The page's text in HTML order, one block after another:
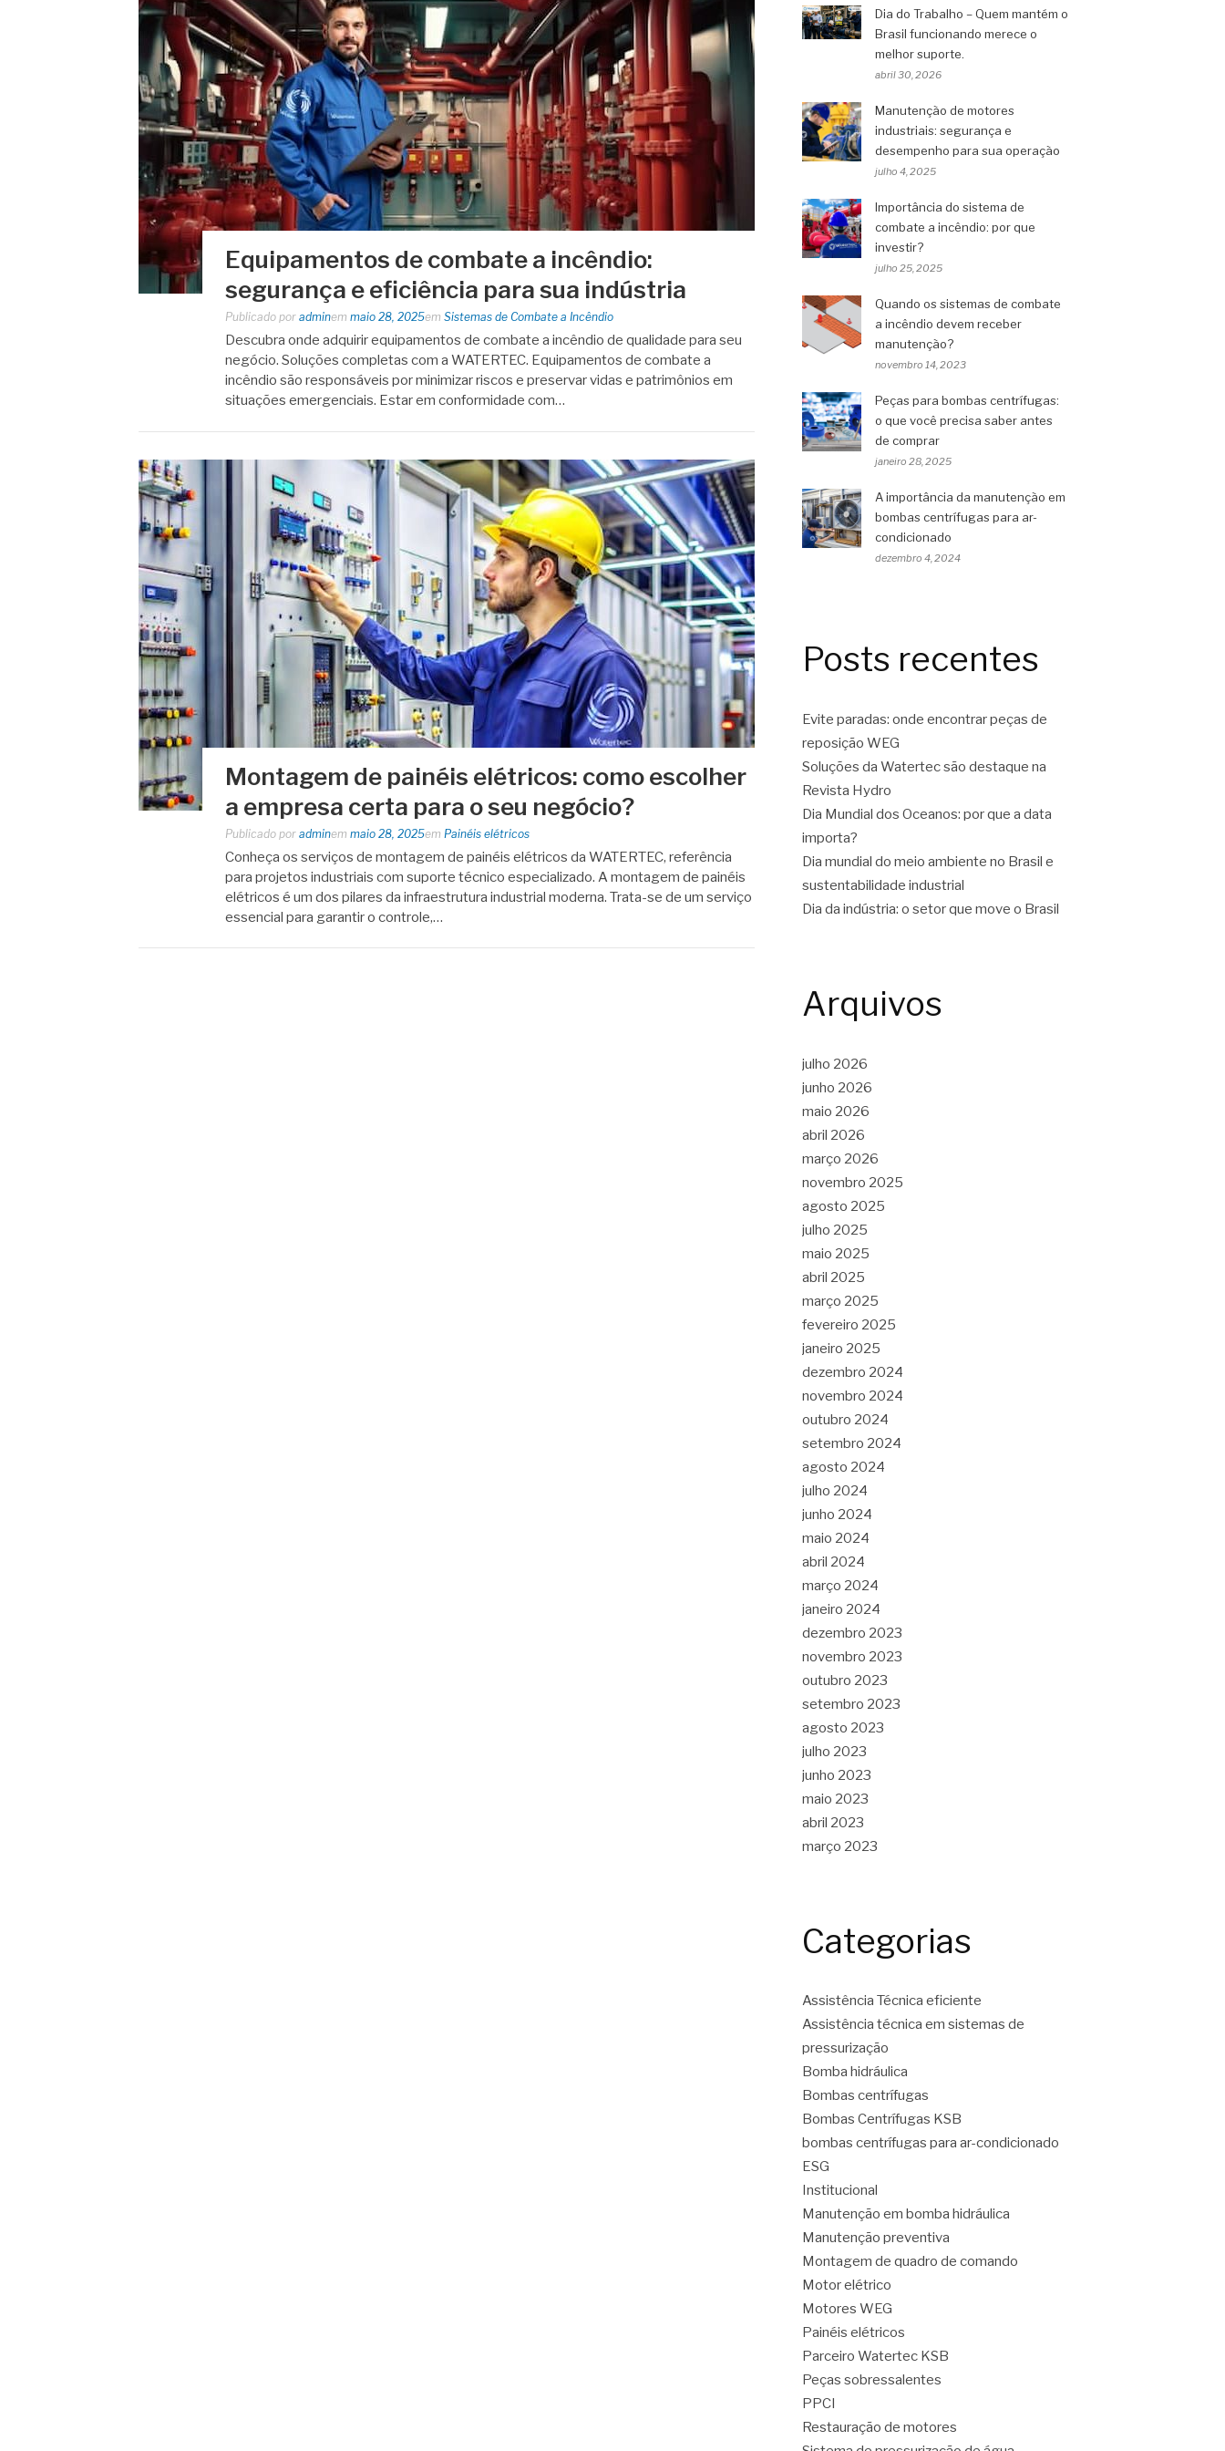
Equipamentos de combate a incêndio:
segurança e eficiência para sua indústria
Publicado por adminem maio 28, 2025em Sistemas de Combate a Incêndio
Descubra onde adquirir equipamentos de combate a incêndio de qualidade para seu
negócio. Soluções completas com a WATERTEC. Equipamentos de combate a
incêndio são responsáveis por minimizar riscos e preservar vidas e patrimônios em
situações emergenciais. Estar em conformidade com…
Montagem de painéis elétricos: como escolher
a empresa certa para o seu negócio?
Publicado por adminem maio 28, 2025em Painéis elétricos
Conheça os serviços de montagem de painéis elétricos da WATERTEC, referência
para projetos industriais com suporte técnico especializado. A montagem de painéis
elétricos é um dos pilares da infraestrutura industrial moderna. Trata-se de um serviço
essencial para garantir o controle,…
Dia do Trabalho – Quem mantém o
Brasil funcionando merece o
melhor suporte.
abril 30, 2026
Manutenção de motores
industriais: segurança e
desempenho para sua operação
julho 4, 2025
Importância do sistema de
combate a incêndio: por que
investir?
julho 25, 2025
Quando os sistemas de combate
a incêndio devem receber
manutenção?
novembro 14, 2023
Peças para bombas centrífugas:
o que você precisa saber antes
de comprar
janeiro 28, 2025
A importância da manutenção em
bombas centrífugas para ar-
condicionado
dezembro 4, 2024
Posts recentes
Evite paradas: onde encontrar peças de
reposição WEG
Soluções da Watertec são destaque na
Revista Hydro
Dia Mundial dos Oceanos: por que a data
importa?
Dia mundial do meio ambiente no Brasil e
sustentabilidade industrial
Dia da indústria: o setor que move o Brasil
Arquivos
julho 2026
junho 2026
maio 2026
abril 2026
março 2026
novembro 2025
agosto 2025
julho 2025
maio 2025
abril 2025
março 2025
fevereiro 2025
janeiro 2025
dezembro 2024
novembro 2024
outubro 2024
setembro 2024
agosto 2024
julho 2024
junho 2024
maio 2024
abril 2024
março 2024
janeiro 2024
dezembro 2023
novembro 2023
outubro 2023
setembro 2023
agosto 2023
julho 2023
junho 2023
maio 2023
abril 2023
março 2023
Categorias
Assistência Técnica eficiente
Assistência técnica em sistemas de
pressurização
Bomba hidráulica
Bombas centrífugas
Bombas Centrífugas KSB
bombas centrífugas para ar-condicionado
ESG
Institucional
Manutenção em bomba hidráulica
Manutenção preventiva
Montagem de quadro de comando
Motor elétrico
Motores WEG
Painéis elétricos
Parceiro Watertec KSB
Peças sobressalentes
PPCI
Restauração de motores